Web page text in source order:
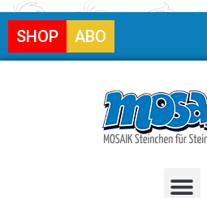
SHOP ABO